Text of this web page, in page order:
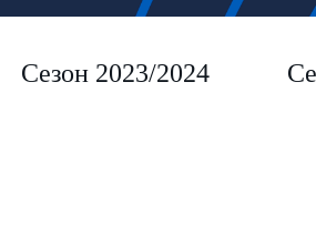
Сезон 2023/2024